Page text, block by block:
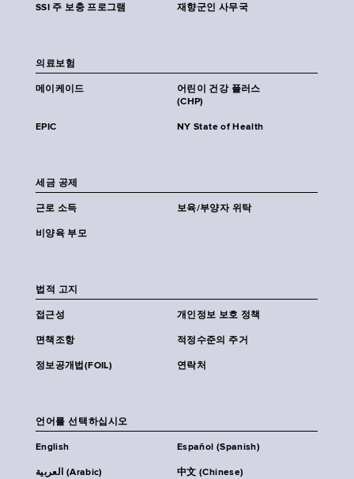
SSI 주 보충 프로그램 재향군인 사무국
의료보험
메이케이드
어린이 건강 플러스
(CHP)
EPIC NY State of Health
세금 공제
근로 소득 보육/부양자 위탁
비양육 부모
법적 고지
접근성 개인정보 보호 정책
면책조항 적정수준의 주거
정보공개법(FOIL) 연락처
언어를 선택하십시오
English Español (Spanish)
العربية (Arabic) 中文 (Chinese)